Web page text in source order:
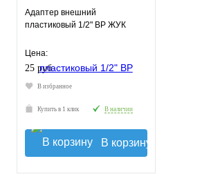
Адаптер внешний
пластиковый 1/2" ВР ЖУК
Цена:
25 руб.
В избранное
Купить в 1 клик В наличии
В корзину